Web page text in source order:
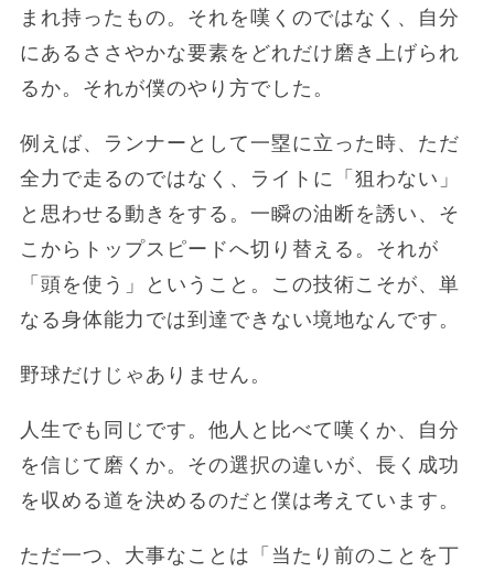
まれ持ったもの。それを嘆くのではなく、自分
にあるささやかな要素をどれだけ磨き上げられ
るか。それが僕のやり方でした。
例えば、ランナーとして一塁に立った時、ただ
全力で走るのではなく、ライトに「狙わない」
と思わせる動きをする。一瞬の油断を誘い、そ
こからトップスピードへ切り替える。それが
「頭を使う」ということ。この技術こそが、単
なる身体能力では到達できない境地なんです。
野球だけじゃありません。
人生でも同じです。他人と比べて嘆くか、自分
を信じて磨くか。その選択の違いが、長く成功
を収める道を決めるのだと僕は考えています。
ただ一つ、大事なことは「当たり前のことを丁